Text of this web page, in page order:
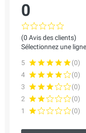
0
(0 Avis des clients)
Sélectionnez une
5
(0)
4
(0)
3
(0)
2
(0)
1
(0)